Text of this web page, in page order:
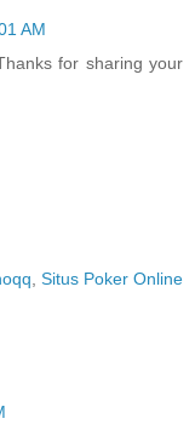
AM
for sharing your
Situs Poker Online